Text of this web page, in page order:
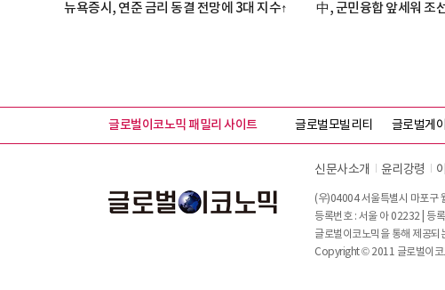
뉴욕증시, 연준 금리 동결 전망에 3대 지수↑ 中, 군민융합 앞세워 조
글로벌이코노믹 패밀리 사이트 글로벌모빌리티 글로벌게
신문사소개 윤리강령
(우)04004 서울특별시 마포구
등록번호 : 서울 아 02232 | 등
글로벌이코노믹을 통해 제공되
Copyright © 2011 글로벌이